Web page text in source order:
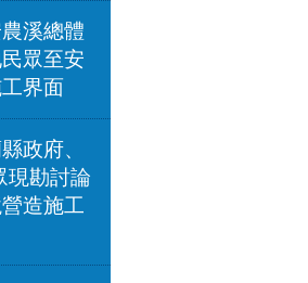
溪總體
眾至安
界面
政府、
現勘討論
造施工